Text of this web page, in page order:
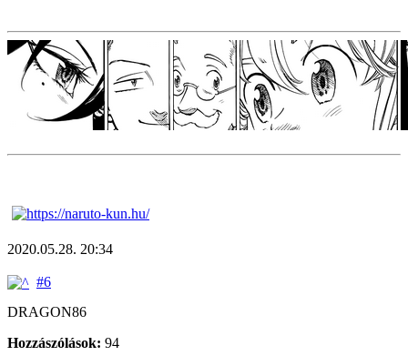
2020.05.28. 20:34
#6
DRAGON86
Hozzászólások: 94